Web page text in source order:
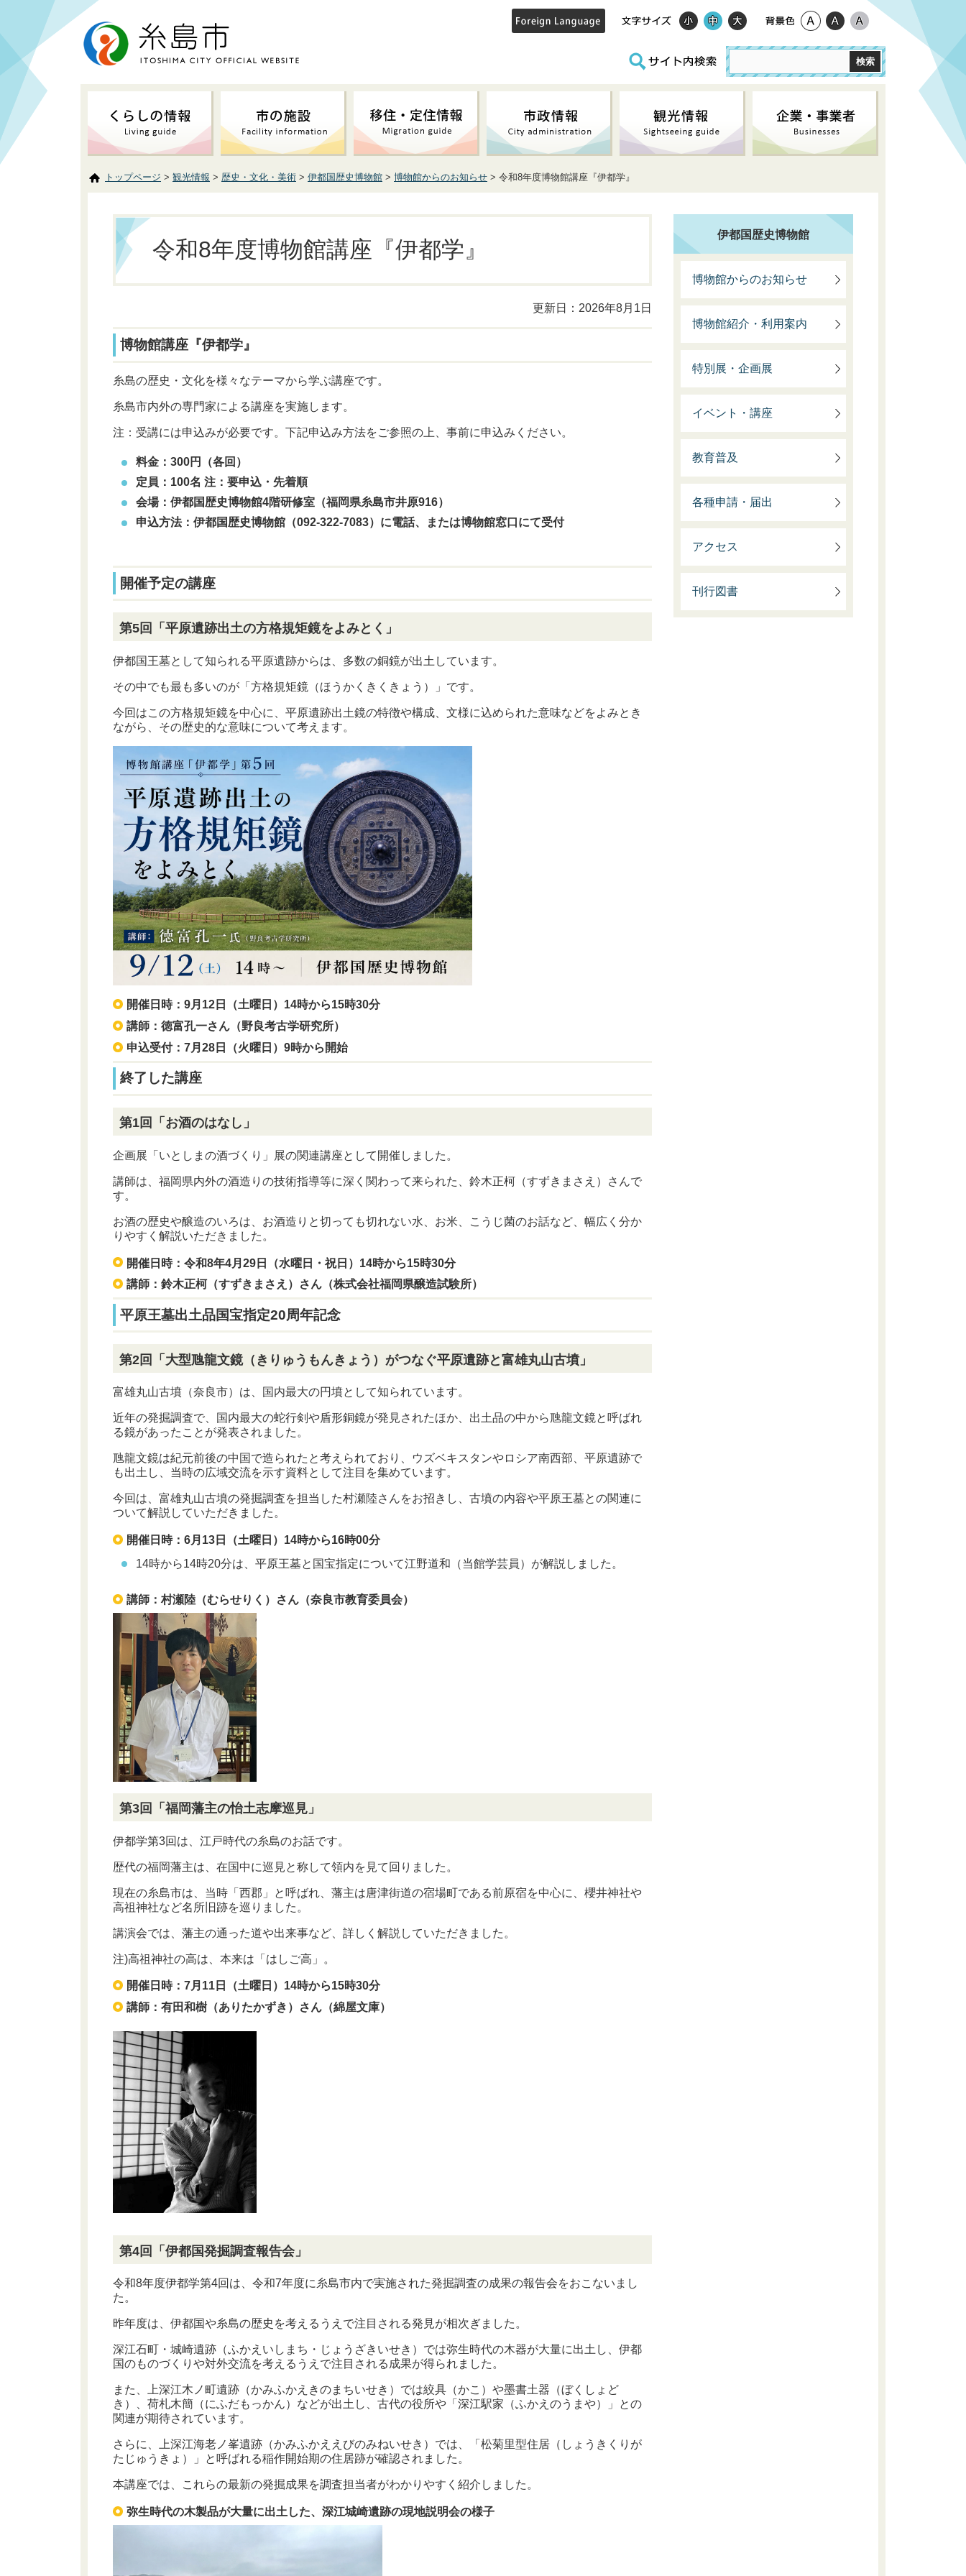
トップページ > 観光情報 > 歴史・文化・美術 > 伊都国歴史博物館 > 博物館からのお知らせ > 令和8年度博物館講座『伊都学』
令和8年度博物館講座『伊都学』
更新日：2026年8月1日
博物館講座『伊都学』
糸島の歴史・文化を様々なテーマから学ぶ講座です。
糸島市内外の専門家による講座を実施します。
注：受講には申込みが必要です。下記申込み方法をご参照の上、事前に申込みください。
料金：300円（各回）
定員：100名 注：要申込・先着順
会場：伊都国歴史博物館4階研修室（福岡県糸島市井原916）
申込方法： 伊都国歴史博物館（092-322-7083）に電話、または博物館窓口にて受付
開催予定の講座
第5回「平原遺跡出土の方格規矩鏡をよみとく」
伊都国王墓として知られる平原遺跡からは、多数の銅鏡が出土しています。
その中でも最も多いのが「方格規矩鏡（ほうかくきくきょう）」です。
今回はこの方格規矩鏡を中心に、平原遺跡出土鏡の特徴や構成、文様に込められた意味などをよみとき
ながら、その歴史的な意味について考えます。
開催日時：9月12日（土曜日）14時から15時30分
講師：徳富孔一さん（野良考古学研究所）
申込受付：7月28日（火曜日）9時から開始
終了した講座
第1回「お酒のはなし」
企画展「いとしまの酒づくり」展の関連講座として開催しました。
講師は、福岡県内外の酒造りの技術指導等に深く関わって来られた、鈴木正柯（すずきまさえ）さんで
す。
お酒の歴史や醸造のいろは、お酒造りと切っても切れない水、お米、こうじ菌のお話など、幅広く分か
りやすく解説いただきました。
開催日時：令和8年4月29日（水曜日・祝日）14時から15時30分
講師：鈴木正柯（すずきまさえ）さん（株式会社福岡県醸造試験所）
平原王墓出土品国宝指定20周年記念
第2回「大型虺龍文鏡（きりゅうもんきょう）がつなぐ平原遺跡と富雄丸山古墳」
富雄丸山古墳（奈良市）は、国内最大の円墳として知られています。
近年の発掘調査で、国内最大の蛇行剣や盾形銅鏡が発見されたほか、出土品の中から虺龍文鏡と呼ばれ
る鏡があったことが発表されました。
虺龍文鏡は紀元前後の中国で造られたと考えられており、ウズベキスタンやロシア南西部、平原遺跡で
も出土し、当時の広域交流を示す資料として注目を集めています。
今回は、富雄丸山古墳の発掘調査を担当した村瀬陸さんをお招きし、古墳の内容や平原王墓との関連に
ついて解説していただきました。
開催日時：6月13日（土曜日）14時から16時00分
14時から14時20分は、平原王墓と国宝指定について江野道和（当館学芸員）が解説しました。
講師：村瀬陸（むらせりく）さん（奈良市教育委員会）
第3回「福岡藩主の怡土志摩巡見」
伊都学第3回は、江戸時代の糸島のお話です。
歴代の福岡藩主は、在国中に巡見と称して領内を見て回りました。
現在の糸島市は、当時「西郡」と呼ばれ、藩主は唐津街道の宿場町である前原宿を中心に、櫻井神社や
高祖神社など名所旧跡を巡りました。
講演会では、藩主の通った道や出来事など、詳しく解説していただきました。
注)高祖神社の高は、本来は「はしご高」。
開催日時：7月11日（土曜日）14時から15時30分
講師：有田和樹（ありたかずき）さん（綿屋文庫）
第4回「伊都国発掘調査報告会」
令和8年度伊都学第4回は、令和7年度に糸島市内で実施された発掘調査の成果の報告会をおこないまし
た。
昨年度は、伊都国や糸島の歴史を考えるうえで注目される発見が相次ぎました。
深江石町・城崎遺跡（ふかえいしまち・じょうざきいせき）では弥生時代の木器が大量に出土し、伊都
国のものづくりや対外交流を考えるうえで注目される成果が得られました。
また、上深江木ノ町遺跡（かみふかえきのまちいせき）では絞具（かこ）や墨書土器（ぼくしょど
き）、荷札木簡（にふだもっかん）などが出土し、古代の役所や「深江駅家（ふかえのうまや）」との
関連が期待されています。
さらに、上深江海老ノ峯遺跡（かみふかええびのみねいせき）では、「松菊里型住居（しょうきくりが
たじゅうきょ）」と呼ばれる稲作開始期の住居跡が確認されました。
本講座では、これらの最新の発掘成果を調査担当者がわかりやすく紹介しました。
弥生時代の木製品が大量に出土した、深江城崎遺跡の現地説明会の様子
伊都国歴史博物館
博物館からのお知らせ
博物館紹介・利用案内
特別展・企画展
イベント・講座
教育普及
各種申請・届出
アクセス
刊行図書